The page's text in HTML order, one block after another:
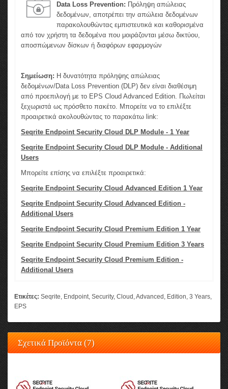
Data Loss Prevention: Πρόληψη απώλειας
δεδομένων, αποτρέπει την απώλεια δεδομένων
παρακολουθώντας εμπιστευτικά και καθορισμένα
από τον χρήστη τα δεδομένα που μοιράζονται μέσω δικτύου,
αποσπώμενων δίσκων ή διαφόρων εφαρμογών
Σημείωση: Η δυνατότητα πρόληψης απώλειας
δεδομένων/Data Loss Prevention (DLP) δεν είναι διαθέσιμη
από προεπιλογή με το EPS Cloud Advanced Edition. Πωλείται
ξεχωριστά ως πρόσθετο πακέτο. Μπορείτε να το επιλέξτε
προαιρετικά ακολουθώντας το παρακάτω link:
Seqrite Endpoint Security Cloud DLP Module - 1 Year
Seqrite Endpoint Security Cloud DLP Module - Additional
Users
Μπορείτε επίσης να επιλέξτε προαιρετικά:
Seqrite Endpoint Security Cloud Advanced Edition 1 Year
Seqrite Endpoint Security Cloud Advanced Edition -
Additional Users
Seqrite Endpoint Security Cloud Premium Edition 1 Year
Seqrite Endpoint Security Cloud Premium Edition 3 Years
Seqrite Endpoint Security Cloud Premium Edition -
Additional Users
Ετικέτες: Seqrite, Endpoint, Security, Cloud ,Advanced , Edition, 3 Years,
EPS
Σχετικά Προϊόντα (7)